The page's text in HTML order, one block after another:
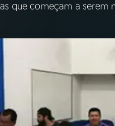
que começam a serem